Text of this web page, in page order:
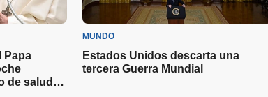
Papa
de salud
MUNDO
Estados Unidos descarta una
tercera Guerra Mundial